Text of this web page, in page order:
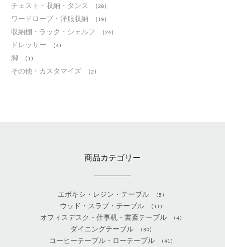
チェスト・収納・タンス (20)
ワードローブ・洋服収納 (19)
収納棚・ラック・シェルフ (24)
ドレッサー (4)
脚 (1)
その他・カスタマイズ (2)
商品カテゴリー
エポキシ・レジン・テーブル (5)
ウッド・スラブ・テーブル (11)
オフィスデスク・仕事机・書斎テーブル (4)
ダイニングテーブル (34)
コーヒーテーブル・ローテーブル (41)